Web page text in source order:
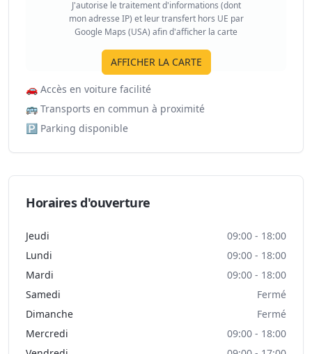
J'autorise le traitement d'informations (dont
mon adresse IP) et leur transfert hors UE par
Google Maps (USA) afin d'afficher la carte
AFFICHER LA CARTE
🚗 Accès en voiture facilité
🚌 Transports en commun à proximité
🅿️ Parking disponible
Horaires d'ouverture
Jeudi
09:00 - 18:00
Lundi
09:00 - 18:00
Mardi
09:00 - 18:00
Samedi
Fermé
Dimanche
Fermé
Mercredi
09:00 - 18:00